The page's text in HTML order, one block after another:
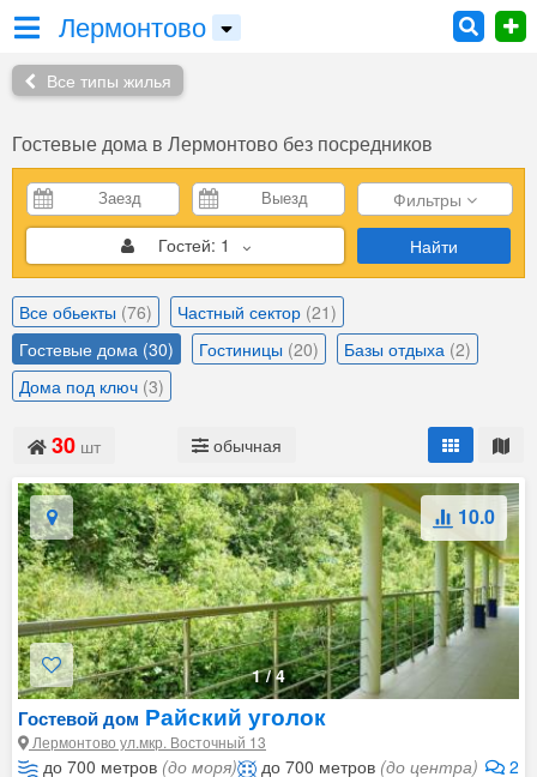
Лермонтово
Все типы жилья
Гостевые дома в Лермонтово без посредников
Фильтры
Гостей: 1 Найти
Все обьекты (76) Частный сектор (21)
Гостевые дома (30) Гостиницы (20) Базы отдыха (2)
Дома под ключ (3)
30 шт обычная
1/4
10.0
Гостевой дом Райский уголок
Лермонтово ул.мкр. Восточный 13
до 700 метров (до моря) 2
до 700 метров (до центра)